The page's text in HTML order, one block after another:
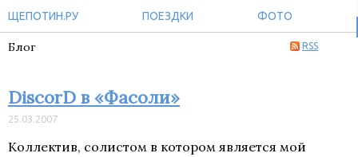
ЩЕПОТИН.РУ ПОЕЗДКИ ФОТО
RSS
Блог
DiscorD в «Фасоли»
25.03.2007
Коллектив, солистом в котором является мой